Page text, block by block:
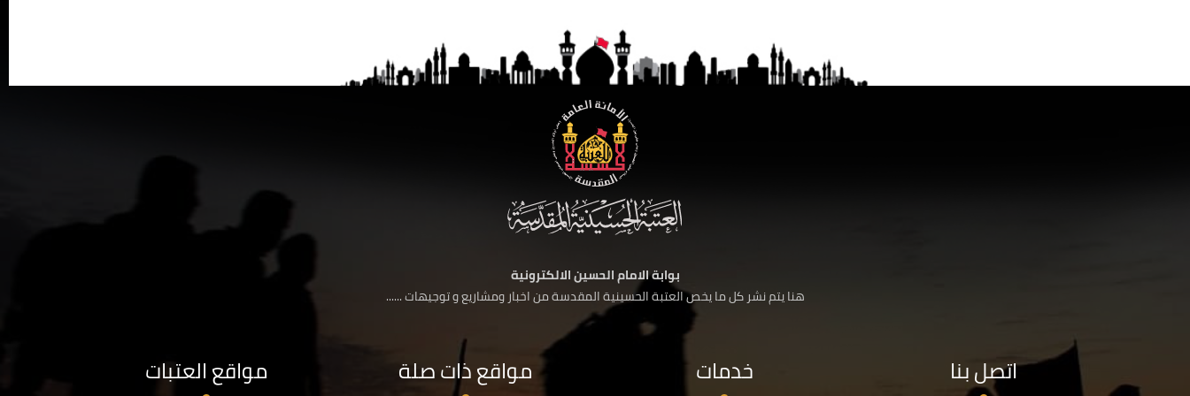
بوابة الامام الحسين الالكترونية
هنا يتم نشر كل ما يخص العتبة الحسينية المقدسة من اخبار ومشاريع و توجيهات ......
اتصل بنا خدمات مواقع ذات صلة مواقع العتبات